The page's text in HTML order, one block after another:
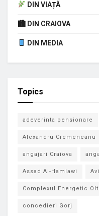
DIN VIAȚĂ
🏙 DIN CRAIOVA
DIN MEDIA
Topics
adeverinta pensionare
Alexandru Cremeneanu
angajari Craiova
Assad Al-Hamlawi
Complexul Energetic
concedieri Gorj